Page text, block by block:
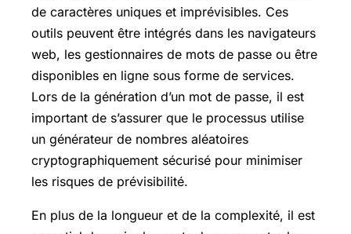
de caractères uniques et imprévisibles. Ces
outils peuvent être intégrés dans les navigateurs
web, les gestionnaires de mots de passe ou être
disponibles en ligne sous forme de services.
Lors de la génération d’un mot de passe, il est
important de s’assurer que le processus utilise
un générateur de nombres aléatoires
cryptographiquement sécurisé pour minimiser
les risques de prévisibilité.
En plus de la longueur et de la complexité, il est